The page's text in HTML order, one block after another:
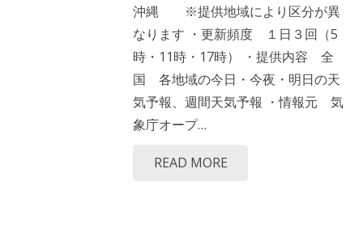
沖縄 ※提供地域により区分が異
なります ・更新頻度 １日３回（5
時・11時・17時） ・提供内容 全
国 各地域の今日・今夜・明日の天
気予報、週間天気予報 ・情報元 気
象庁オープ…
READ MORE